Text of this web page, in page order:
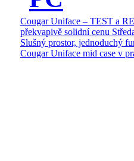
Cougar Uniface – TEST a
překvapivě solidní cenu
Slušný prostor, jednoduchý
Cougar Uniface mid case v